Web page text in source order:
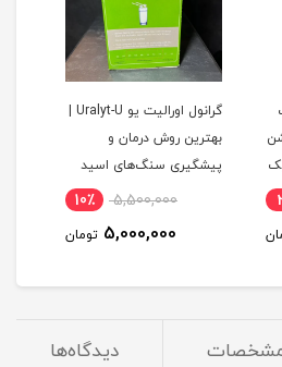
بهترین روش درمان و
پیشگیری سنگ‌های اسید
5,500,000 10٪
5,000,000 تومان
دیدگاه‌ها